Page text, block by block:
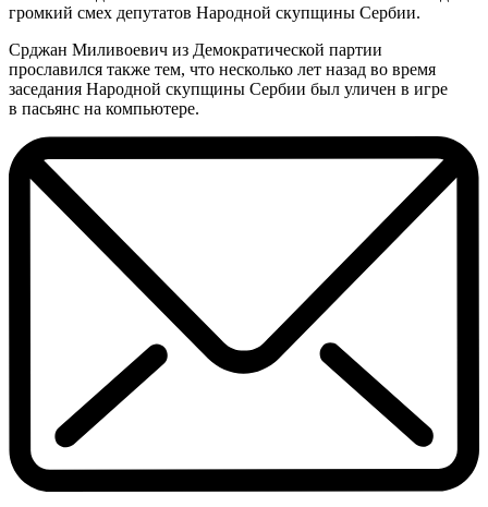
громкий смех депутатов Народной скупщины Сербии.
Срджан Миливоевич из Демократической партии
прославился также тем, что несколько лет назад во время
заседания Народной скупщины Сербии был уличен в игре
в пасьянс на компьютере.